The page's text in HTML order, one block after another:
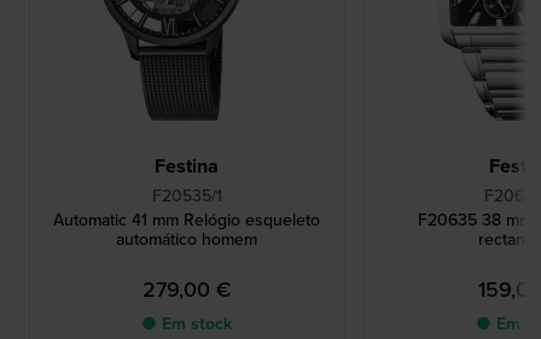
Festina
F20535/1
Automatic 41 mm Relógio esqueleto
automático homem
279,00 €
● Em stock
F20635 38 mm
● Em